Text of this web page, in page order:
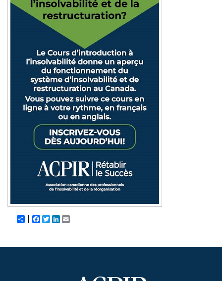
Share Facebook
TwitterLinkedIn